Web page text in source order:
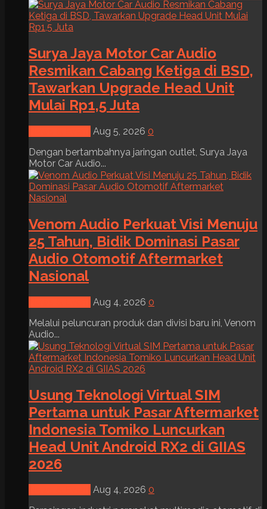
Surya Jaya Motor Car Audio
Resmikan Cabang Ketiga di BSD,
Tawarkan Upgrade Head Unit
Mulai Rp1,5 Juta
Aug 5, 2026 0
Dengan bertambahnya jaringan outlet, Surya Jaya
Motor Car Audio...
Venom Audio Perkuat Visi Menuju
25 Tahun, Bidik Dominasi Pasar
Audio Otomotif Aftermarket
Nasional
Aug 4, 2026 0
Melalui peluncuran produk dan divisi baru ini, Venom
Audio...
Usung Teknologi Virtual SIM
Pertama untuk Pasar Aftermarket
Indonesia Tomiko Luncurkan
Head Unit Android RX2 di GIIAS
2026
Aug 4, 2026 0